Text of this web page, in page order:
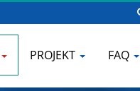
PROJEKT FAQ